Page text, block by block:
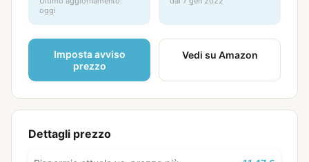
oggi
Imposta avviso
prezzo
Vedi su Amazon
Dettagli prezzo